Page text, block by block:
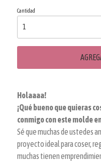
Cantidad
Holaaaa!
¡Qué bueno que quieras
conmigo con este molde
Sé que muchas de ustedes
proyecto ideal para coser,
muchas tienen